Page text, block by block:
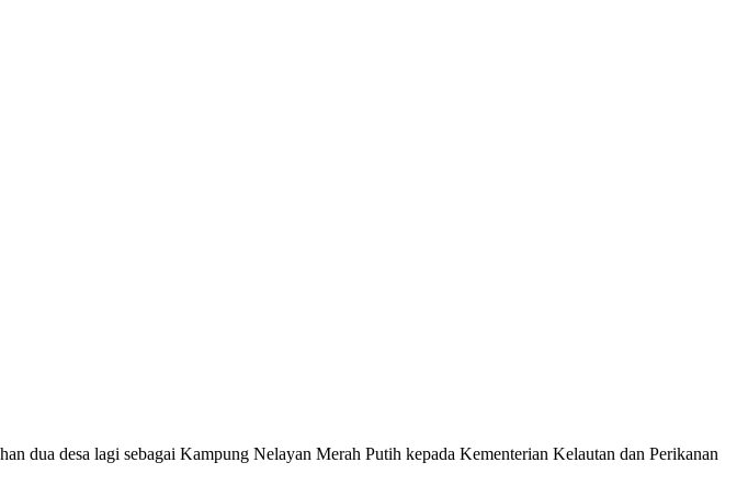
dua desa lagi sebagai Kampung Nelayan Merah Putih kepada Kementerian Kelautan dan Perikanan